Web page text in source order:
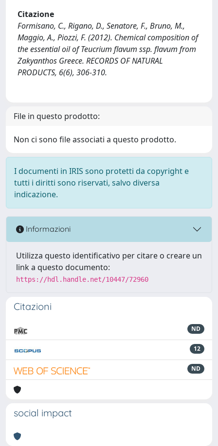
Citazione
Formisano, C., Rigano, D., Senatore, F., Bruno, M.,
Maggio, A., Piozzi, F. (2012). Chemical composition of
the essential oil of Teucrium flavum ssp. flavum from
Zakyanthos Greece. RECORDS OF NATURAL
PRODUCTS, 6(6), 306-310.
File in questo prodotto:
Non ci sono file associati a questo prodotto.
I documenti in IRIS sono protetti da copyright e
tutti i diritti sono riservati, salvo diversa
indicazione.
Informazioni
Utilizza questo identificativo per citare o creare un
link a questo documento:
https://hdl.handle.net/10447/72960
Citazioni
ND
12
ND
social impact